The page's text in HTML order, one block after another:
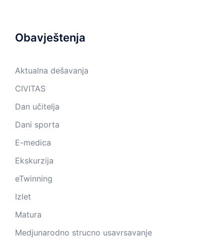
Obavještenja
Aktualna dešavanja
CIVITAS
Dan učitelja
Dani sporta
E-medica
Ekskurzija
eTwinning
Izlet
Matura
Medjunarodno strucno usavrsavanje